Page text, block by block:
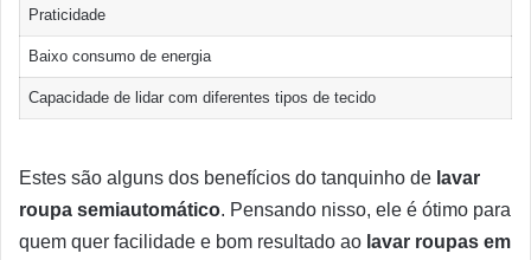
Praticidade
Baixo consumo de energia
Capacidade de lidar com diferentes tipos de tecido
Estes são alguns dos benefícios do tanquinho de lavar
roupa semiautomático. Pensando nisso, ele é ótimo para
quem quer facilidade e bom resultado ao lavar roupas em